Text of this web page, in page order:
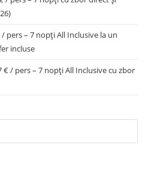
pers – 7 nopți All Inclusive la un
incluse
/ pers – 7 nopți All Inclusive cu zbor